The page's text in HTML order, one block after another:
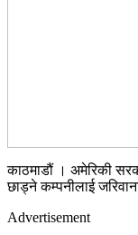
काठमाडौं । अमेरिकी
छाड्ने कम्पनीलाई
Advertisement